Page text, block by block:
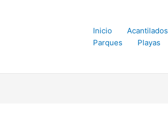
Inicio Acantilados
Parques
Playas